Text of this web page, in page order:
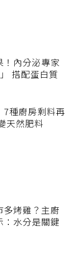
內分泌專家
搭配蛋白質
7種廚房剩料再
天然肥料
烤雞？主廚
水分是關鍵